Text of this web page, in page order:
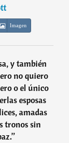
Imagen
y también
no quiero
o el único
esposas
amadas
tronos sin
”